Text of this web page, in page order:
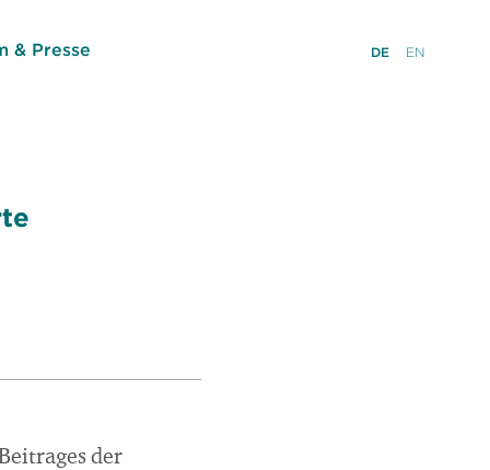
& Presse DE EN
der